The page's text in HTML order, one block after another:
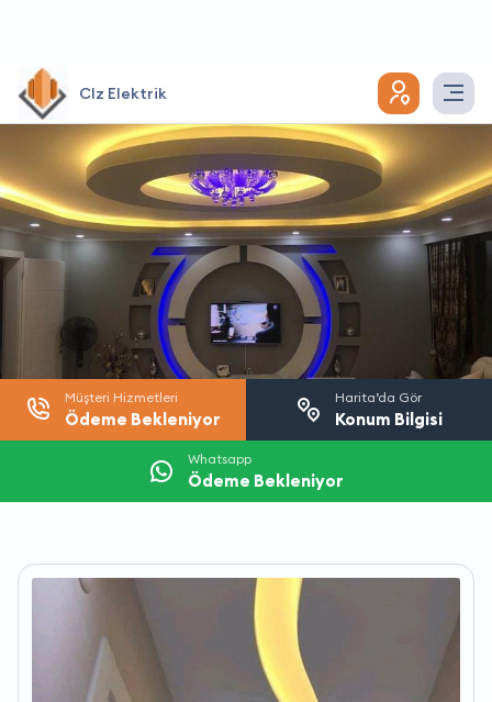
Clz Elektrik
Müşteri Hizmetleri
Ödeme Bekleniyor
Harita’da Gör
Konum Bilgisi
Whatsapp
Ödeme Bekleniyor